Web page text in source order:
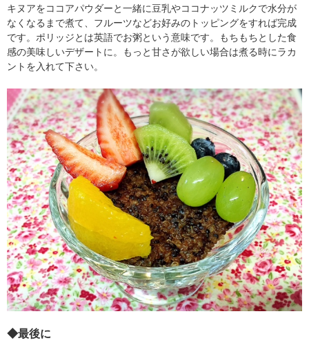
キヌアをココアパウダーと一緒に豆乳やココナッツミルクで水分が
なくなるまで煮て、フルーツなどお好みのトッピングをすれば完成
です。ポリッジとは英語でお粥という意味です。もちもちとした食
感の美味しいデザートに。もっと甘さが欲しい場合は煮る時にラカ
ントを入れて下さい。
◆最後に